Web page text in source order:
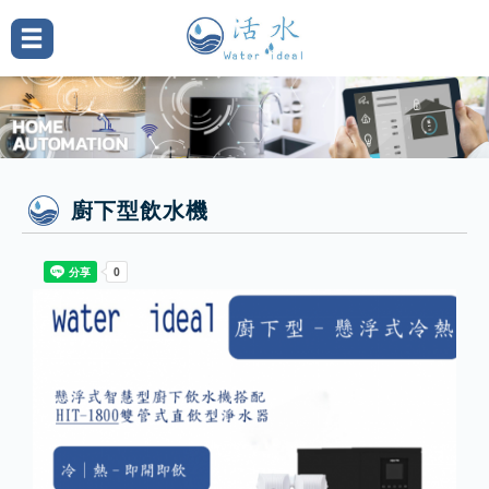
廚下型飲水機